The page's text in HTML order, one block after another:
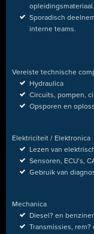
opleidingsmateriaal.
Sporadisch
interne teams.
Vereiste technische
Hydraulica
Circuits, pompen,
Opsporen en
Elektriciteit / Elektronica
Lezen van
Sensoren, ECU’s,
Gebruik van
Mechanica
Diesel? en
Transmissies, rem?